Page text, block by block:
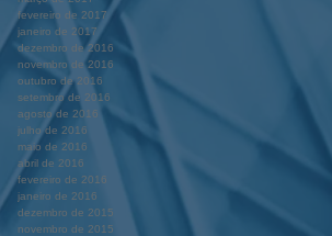
fevereiro de 2017
janeiro de 2017
dezembro de 2016
novembro de 2016
outubro de 2016
setembro de 2016
agosto de 2016
julho de 2016
maio de 2016
abril de 2016
fevereiro de 2016
janeiro de 2016
dezembro de 2015
novembro de 2015